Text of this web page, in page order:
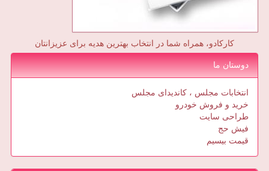
کارکادو، همراه شما در انتخاب بهترین هدیه برای عزیزانتان
دوستان ما
انتخابات مجلس ، کاندیدای مجلس
خرید و فروش خودرو
طراحی سایت
فیش حج
قیمت بیسیم